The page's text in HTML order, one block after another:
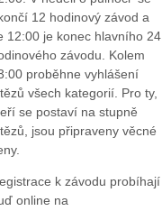
12 hodinový závod a
12:00 je konec hlavního 24
závodu. Kolem
proběhne vyhlášení
všech kategorií. Pro ty,
se postaví na stupně
jsou připraveny věcné
k závodu probíhají
online na